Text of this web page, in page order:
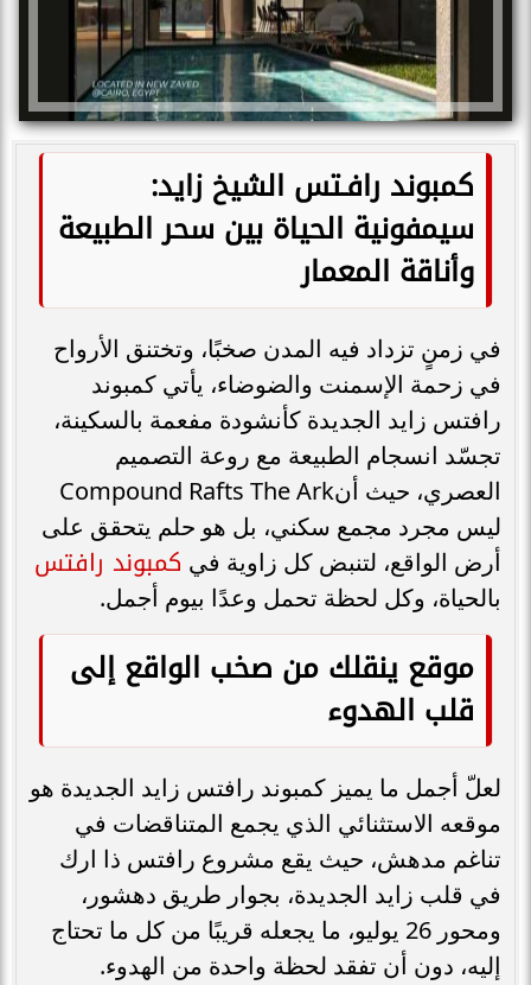
كمبوند رافـتس الشيخ زايد:
سيمفونية الحياة بين سحر الطبيعة
وأناقة المعمار
في زمنٍ تزداد فيه المدن صخبًا، وتختنق الأرواح
في زحمة الإسمنت والضوضاء، يأتي كمبوند
رافتس زايد الجديدة كأنشودة مفعمة بالسكينة،
تجسّد انسجام الطبيعة مع روعة التصميم
العصري، حيث أنCompound Rafts The Ark
ليس مجرد مجمع سكني، بل هو حلم يتحقق على
أرض الواقع، لتنبض كل زاوية في كمبوند رافتس
بالحياة، وكل لحظة تحمل وعدًا بيوم أجمل.
موقع ينقلك من صخب الواقع إلى
قلب الهدوء
لعلّ أجمل ما يميز كمبوند رافتس زايد الجديدة هو
موقعه الاستثنائي الذي يجمع المتناقضات في
تناغم مدهش، حيث يقع مشروع رافتس ذا ارك
في قلب زايد الجديدة، بجوار طريق دهشور،
ومحور 26 يوليو، ما يجعله قريبًا من كل ما تحتاج
إليه، دون أن تفقد لحظة واحدة من الهدوء.